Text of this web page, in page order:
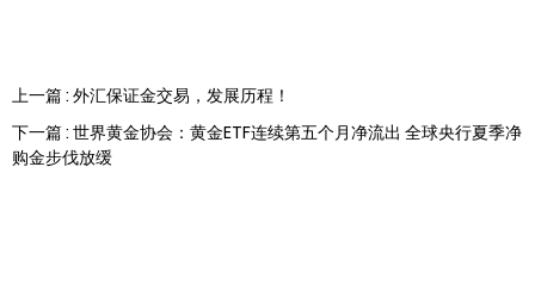
上一篇 : 外汇保证金交易，发展历程！
下一篇 : 世界黄金协会：黄金ETF连续第五个月净流出 全球央行夏季净
购金步伐放缓